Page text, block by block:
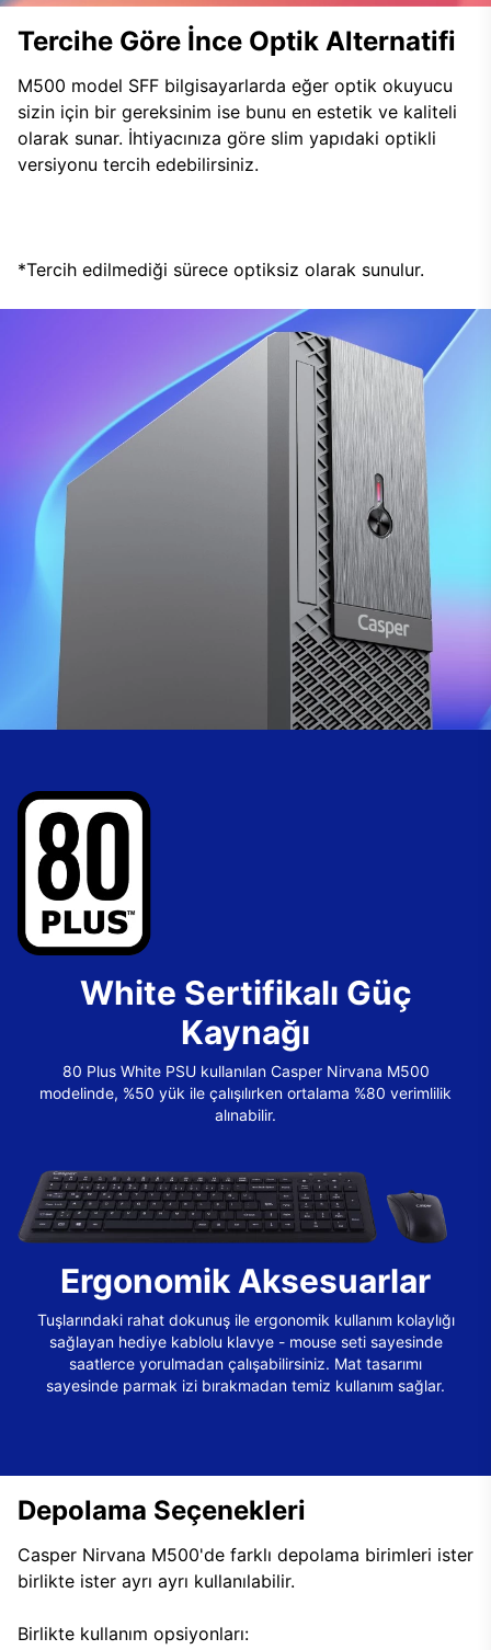
Tercihe Göre İnce Optik Alternatifi
M500 model SFF bilgisayarlarda eğer optik okuyucu
sizin için bir gereksinim ise bunu en estetik ve kaliteli
olarak sunar. İhtiyacınıza göre slim yapıdaki optikli
versiyonu tercih edebilirsiniz.
*Tercih edilmediği sürece optiksiz olarak sunulur.
White Sertifikalı Güç
Kaynağı
80 Plus White PSU kullanılan Casper Nirvana M500
modelinde, %50 yük ile çalışılırken ortalama %80 verimlilik
alınabilir.
Ergonomik Aksesuarlar
Tuşlarındaki rahat dokunuş ile ergonomik kullanım kolaylığı
sağlayan hediye kablolu klavye - mouse seti sayesinde
saatlerce yorulmadan çalışabilirsiniz. Mat tasarımı
sayesinde parmak izi bırakmadan temiz kullanım sağlar.
Depolama Seçenekleri
Casper Nirvana M500'de farklı depolama birimleri ister
birlikte ister ayrı ayrı kullanılabilir.
Birlikte kullanım opsiyonları: